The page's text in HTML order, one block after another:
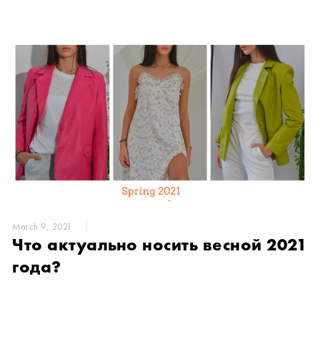
March 9, 2021
Что актуально носить весной 2021
года?